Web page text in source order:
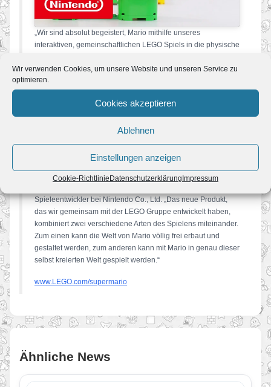
Wir verwenden Cookies, um unsere Website und unseren Service zu
optimieren.
Cookies akzeptieren
Ablehnen
Einstellungen anzeigen
Cookie-Richtlinie Datenschutzerklärung Impressum
„Wir sind absolut begeistert, Mario mithilfe unseres
interaktiven, gemeinschaftlichen LEGO Spiels in die physische
EVP der LEGO Gruppe. „Unser neues Spieldesign wird
Millionen Kindern ermöglichen, auf eine einzigartige Weise
Lieblingshelden selbst kreativ zu gestalten. Durch die
nahtlose Integration neuester Digitaltechnologie ist LEGO®
Super Mario™ eine besonders interaktive und
„LEGO Produkte und wie sie Kindern dabei helfen, ihre
Fantasie im Spiel zu entwickeln, mochte ich schon immer“,
Spieleentwickler bei Nintendo Co., Ltd. „Das neue Produkt,
das wir gemeinsam mit der LEGO Gruppe entwickelt haben,
kombiniert zwei verschiedene Arten des Spielens miteinander.
Zum einen kann die Welt von Mario völlig frei erbaut und
gestaltet werden, zum anderen kann mit Mario in genau dieser
selbst kreierten Welt gespielt werden.“
www.LEGO.com/supermario
Ähnliche News